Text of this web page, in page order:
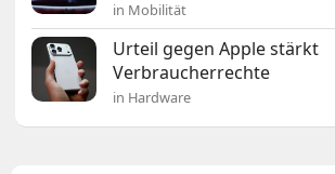
in Mobilität
Urteil gegen Apple stärkt
Verbraucherrechte
in Hardware